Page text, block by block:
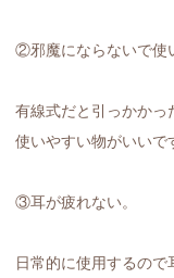
②邪魔にならないで使
有線式だと引っかかっ
使いやすい物がいいで
③耳が疲れない。
日常的に使用するの